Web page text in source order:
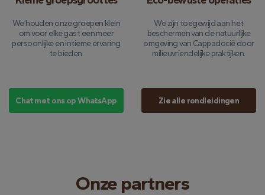
We houden onze groepen klein
om voor elke gast een meer
persoonlijke en intieme ervaring
te bieden.
We zijn toegewijd aan het
beschermen van de natuurlijke
omgeving van Cappadocië door
milieuvriendelijke praktijken.
Chat met ons op WhatsApp Zie alle rondleidingen
Onze partners